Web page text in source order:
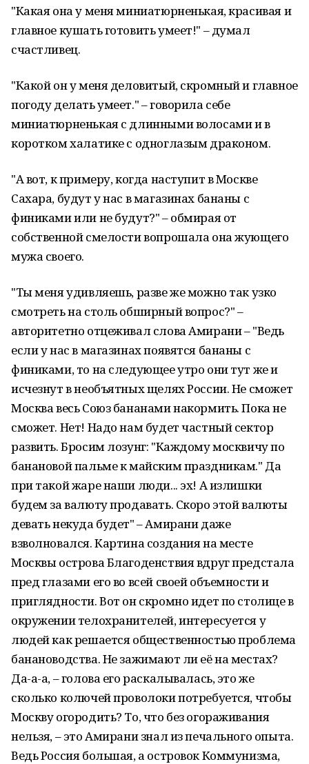
"Какая она у меня миниатюрненькая, красивая и
главное кушать готовить умеет!" – думал
счастливец.
"Какой он у меня деловитый, скромный и главное
погоду делать умеет." – говорила себе
миниатюрненькая с длинными волосами и в
коротком халатике с одноглазым драконом.
"А вот, к примеру, когда наступит в Москве
Сахара, будут у нас в магазинах бананы с
финиками или не будут?" – обмирая от
собственной смелости вопрошала она жующего
мужа своего.
"Ты меня удивляешь, разве же можно так узко
смотреть на столь обширный вопрос?" –
авторитетно отцеживал слова Амирани – "Ведь
если у нас в магазинах появятся бананы с
финиками, то на следующее утро они тут же и
исчезнут в необъятных щелях России. Не сможет
Москва весь Союз бананами накормить. Пока не
сможет. Нет! Надо нам будет частный сектор
развить. Бросим лозунг: "Каждому москвичу по
банановой пальме к майским праздникам." Да
при такой жаре наши люди... эх! А излишки
будем за валюту продавать. Скоро этой валюты
девать некуда будет" – Амирани даже
взволновался. Картина создания на месте
Москвы острова Благоденствия вдруг предстала
пред глазами его во всей своей объемности и
приглядности. Вот он скромно идет по столице в
окружении телохранителей, интересуется у
людей как решается общественностью проблема
банановодства. Не зажимают ли её на местах?
Да-а-а, – голова его раскалывалась, это же
сколько колючей проволоки потребуется, чтобы
Москву огородить? То, что без огораживания
нельзя, – это Амирани знал из печального опыта.
Ведь Россия большая, а островок Коммунизма,